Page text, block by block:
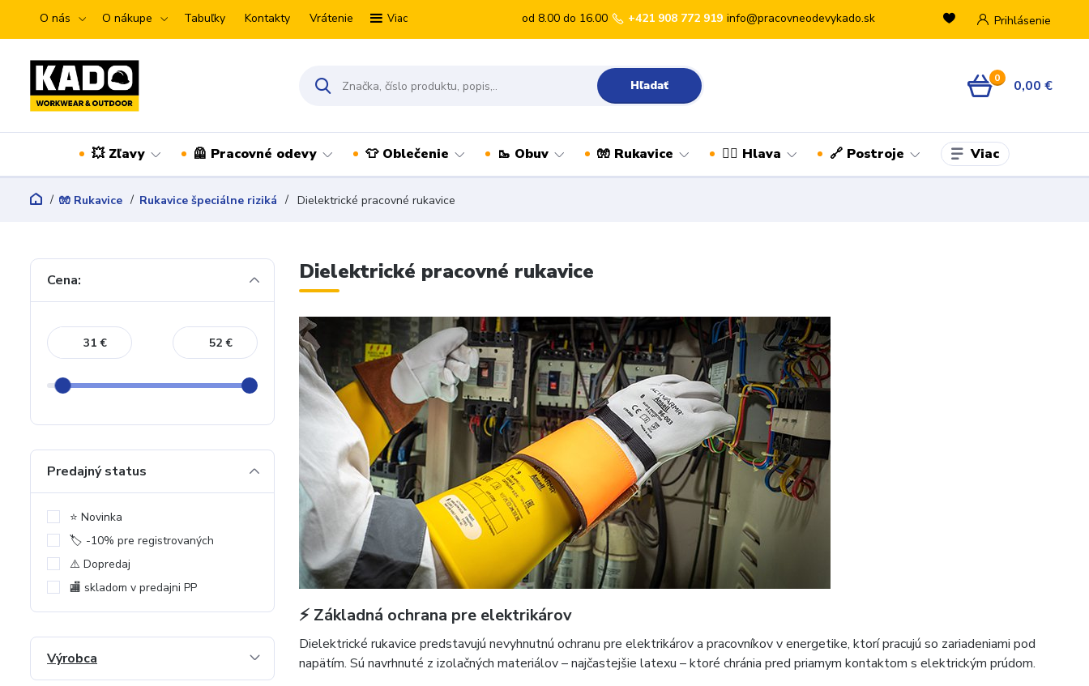
O nás O nákupe Tabuľky Kontakty Vrátenie Viac Prihlásenie
Hľadať
od 8.00 do 16.00 +421 908 772 919 info@pracovneodevykado.sk
0 0,00 €
💥 Zľavy 🦺 Pracovné odevy 👕 Oblečenie 🥾 Obuv 🧤 Rukavice 👷‍♂️ Hlava 🔗 Postroje Viac
🧤 Rukavice Rukavice špeciálne riziká Dielektrické pracovné rukavice
Dielektrické pracovné rukavice
⚡ Základná ochrana pre elektrikárov
Dielektrické rukavice predstavujú nevyhnutnú ochranu pre elektrikárov a pracovníkov v energetike, ktorí pracujú so zariadeniami pod
napätím. Sú navrhnuté z izolačných materiálov – najčastejšie latexu – ktoré chránia pred priamym kontaktom s elektrickým prúdom.
Cena:
€ €
Predajný status
⭐️ Novinka
🏷️ -10% pre registrovaných
⚠️ Dopredaj
🏬 skladom v predajni PP
Výrobca